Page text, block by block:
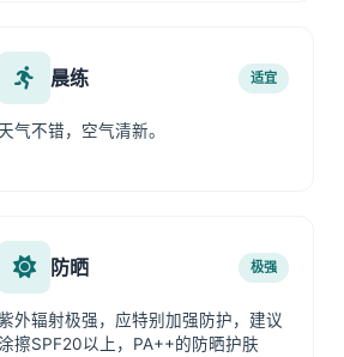
晨练 适宜
天气不错，空气清新。
防晒 极强
外辐射极强，应特别加强防护，建议
擦SPF20以上，PA++的防晒护肤